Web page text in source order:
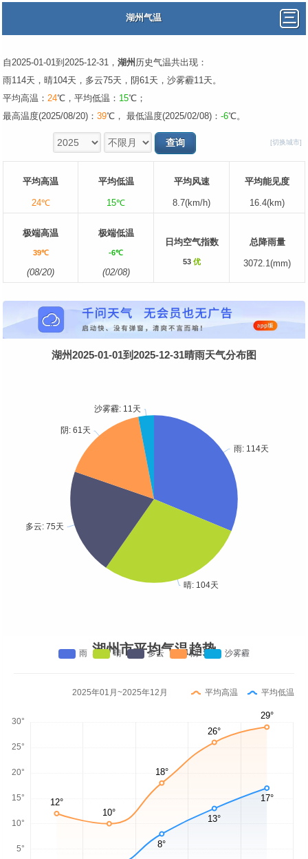
湖州气温
自2025-01-01到2025-12-31， 湖州 历史气温共出现：
雨114天，晴104天，多云75天，阴61天，沙雾霾11天。
平均高温： 24℃，平均低温： 15℃；
最高温度(2025/08/20)： 39℃， 最低温度(2025/02/08)： -6℃。
[切换城市]
平均高温
24℃
平均低温
15℃
平均风速
8.7(km/h)
平均能见度
16.4(km)
极端高温
39℃
(08/20)
极端低温
-6℃
(02/08)
日均空气指数
53 优
总降雨量
3072.1(mm)
湖州2025-01-01到2025-12-31晴雨天气分布图
湖州市平均气温趋势
2025年01月~2025年12月 平均高温 平均低温